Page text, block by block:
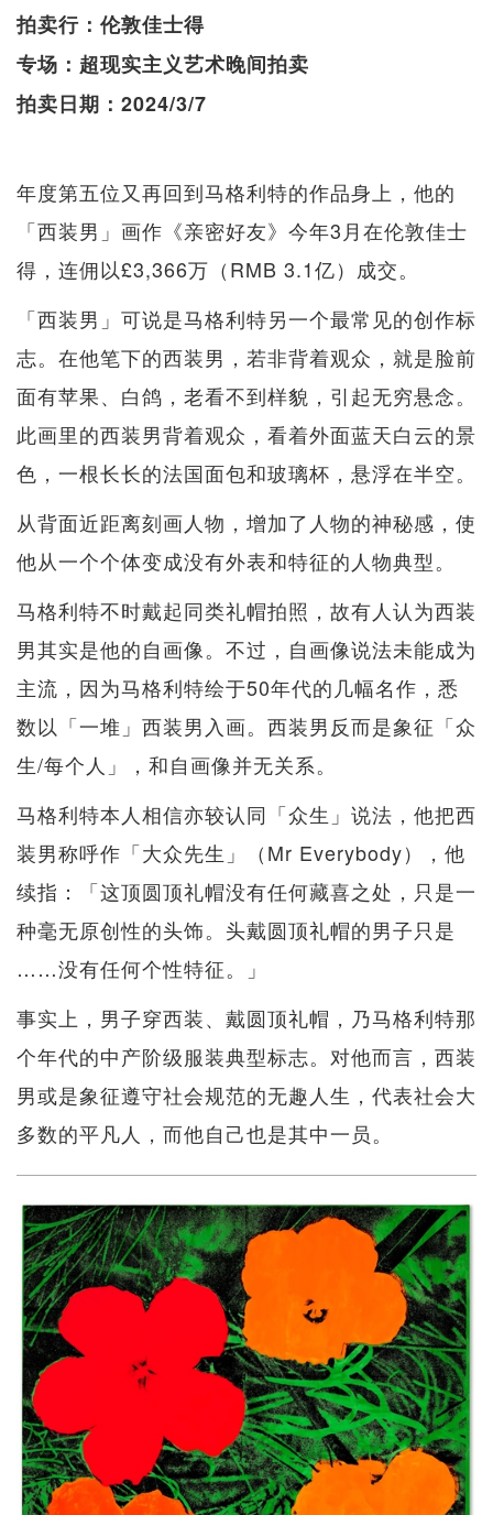
拍卖行：伦敦佳士得
专场：超现实主义艺术晚间拍卖
拍卖日期：2024/3/7
年度第五位又再回到马格利特的作品身上，他的
「西装男」画作《亲密好友》今年3月在伦敦佳士
得，连佣以£3,366万（RMB 3.1亿）成交。
「西装男」可说是马格利特另一个最常见的创作标
志。在他笔下的西装男，若非背着观众，就是脸前
面有苹果、白鸽，老看不到样貌，引起无穷悬念。
此画里的西装男背着观众，看着外面蓝天白云的景
色，一根长长的法国面包和玻璃杯，悬浮在半空。
从背面近距离刻画人物，增加了人物的神秘感，使
他从一个个体变成没有外表和特征的人物典型。
马格利特不时戴起同类礼帽拍照，故有人认为西装
男其实是他的自画像。不过，自画像说法未能成为
主流，因为马格利特绘于50年代的几幅名作，悉
数以「一堆」西装男入画。西装男反而是象征「众
生/每个人」，和自画像并无关系。
马格利特本人相信亦较认同「众生」说法，他把西
装男称呼作「大众先生」（Mr Everybody），他
续指：「这顶圆顶礼帽没有任何藏喜之处，只是一
种毫无原创性的头饰。头戴圆顶礼帽的男子只是
……没有任何个性特征。」
事实上，男子穿西装、戴圆顶礼帽，乃马格利特那
个年代的中产阶级服装典型标志。对他而言，西装
男或是象征遵守社会规范的无趣人生，代表社会大
多数的平凡人，而他自己也是其中一员。